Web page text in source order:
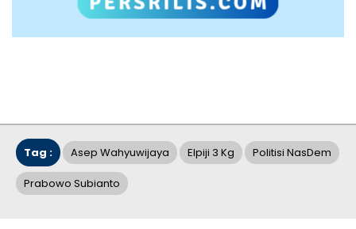
Tag : Asep Wahyuwijaya Elpiji 3 Kg Politisi NasDem
Prabowo Subianto